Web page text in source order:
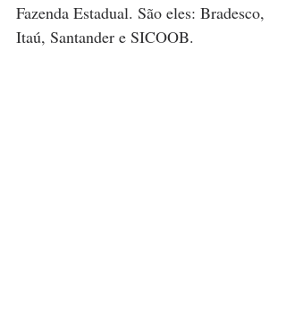
Fazenda Estadual. São eles: Bradesco,
Itaú, Santander e SICOOB.